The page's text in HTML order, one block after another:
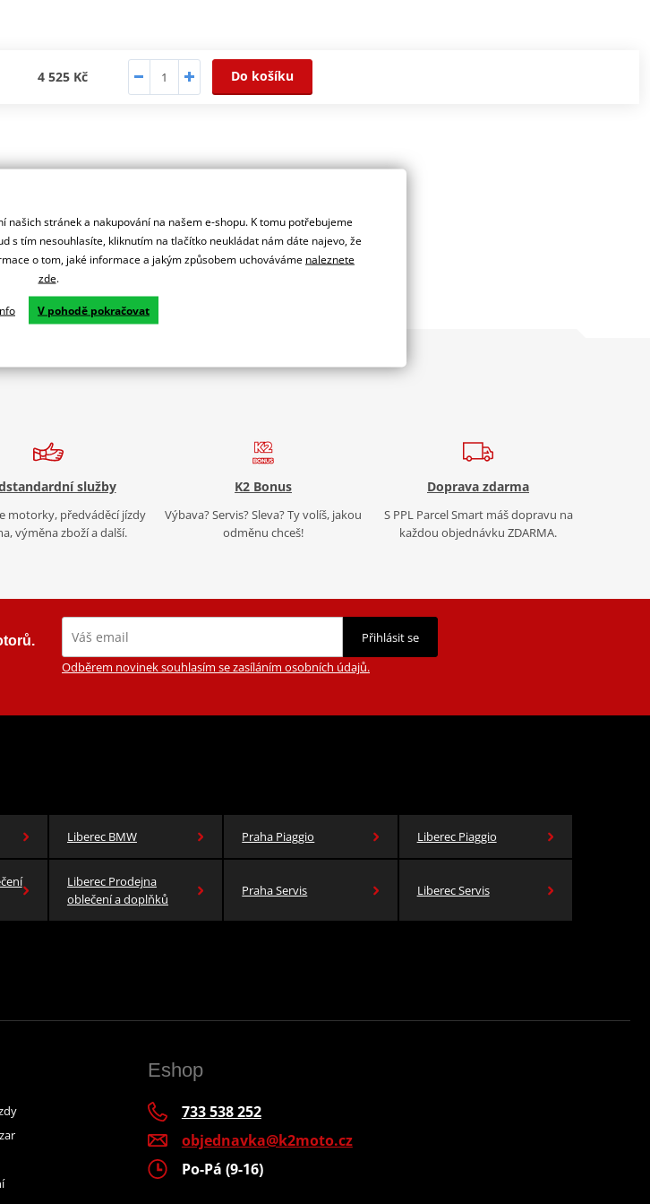
4 525 Kč Do košíku
služby
motorky, předváděcí jízdy
výměna zboží a další.
K2 Bonus
Výbava? Servis? Sleva? Ty volíš, jakou
odměnu chceš!
Doprava zdarma
S PPL Parcel Smart máš dopravu na
každou objednávku ZDARMA.
Přihlásit se
Odběrem novinek souhlasím se zasíláním osobních údajů.
Liberec BMW Praha Piaggio Liberec Piaggio
Liberec Prodejna
oblečení a doplňků
Praha Servis Liberec Servis
Eshop
733 538 252
objednavka@k2moto.cz
Po-Pá (9-16)
našich stránek a nakupování na našem e-shopu. K tomu potřebujeme
s tím nesouhlasíte, kliknutím na tlačítko neukládat nám dáte najevo, že
o tom, jaké informace a jakým způsobem uchováváme naleznete
zde.
V pohodě pokračovat